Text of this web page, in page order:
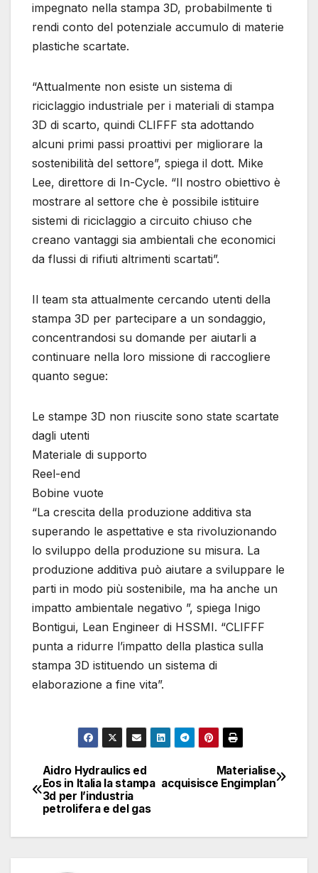
impegnato nella stampa 3D, probabilmente ti
rendi conto del potenziale accumulo di materie
plastiche scartate.
“Attualmente non esiste un sistema di
riciclaggio industriale per i materiali di stampa
3D di scarto, quindi CLIFFF sta adottando
alcuni primi passi proattivi per migliorare la
sostenibilità del settore”, spiega il dott. Mike
Lee, direttore di In-Cycle. “Il nostro obiettivo è
mostrare al settore che è possibile istituire
sistemi di riciclaggio a circuito chiuso che
creano vantaggi sia ambientali che economici
da flussi di rifiuti altrimenti scartati”.
Il team sta attualmente cercando utenti della
stampa 3D per partecipare a un sondaggio,
concentrandosi su domande per aiutarli a
continuare nella loro missione di raccogliere
quanto segue:
Le stampe 3D non riuscite sono state scartate
dagli utenti
Materiale di supporto
Reel-end
Bobine vuote
“La crescita della produzione additiva sta
superando le aspettative e sta rivoluzionando
lo sviluppo della produzione su misura. La
produzione additiva può aiutare a sviluppare le
parti in modo più sostenibile, ma ha anche un
impatto ambientale negativo ”, spiega Inigo
Bontigui, Lean Engineer di HSSMI. “CLIFFF
punta a ridurre l’impatto della plastica sulla
stampa 3D istituendo un sistema di
elaborazione a fine vita”.
Navigazione
articoli
Materialise
acquisisce Engimplan
Aidro Hydraulics ed
Eos in Italia la stampa
3d per l’industria
petrolifera e del gas